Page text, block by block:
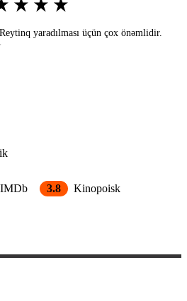
yaradılması üçün çox önəmlidir.
IMDb 3.8 Kinopoisk